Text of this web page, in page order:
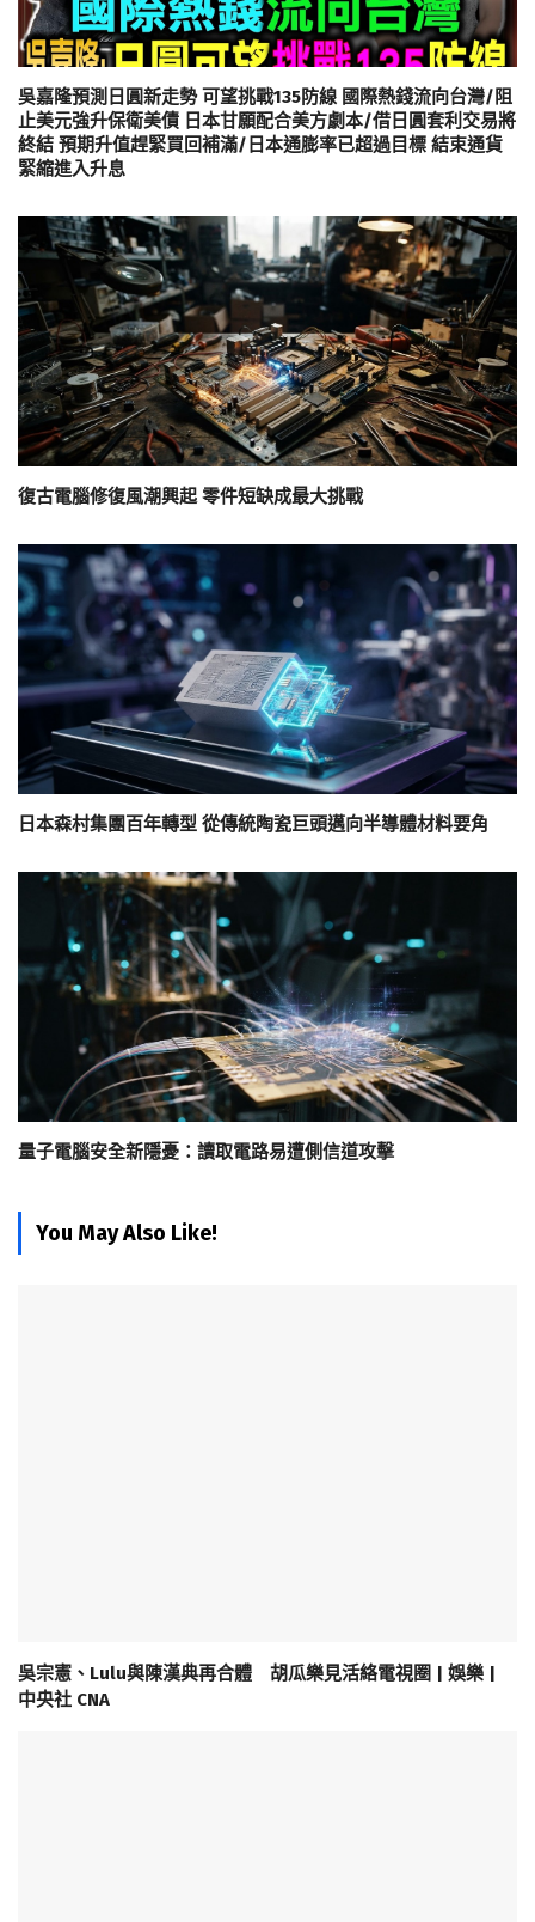
吳嘉隆預測日圓新走勢 可望挑戰135防線 國際熱錢流向台灣/阻
止美元強升保衛美債 日本甘願配合美方劇本/借日圓套利交易將
終結 預期升值趕緊買回補滿/日本通膨率已超過目標 結束通貨
緊縮進入升息
復古電腦修復風潮興起 零件短缺成最大挑戰
日本森村集團百年轉型 從傳統陶瓷巨頭邁向半導體材料要角
量子電腦安全新隱憂：讀取電路易遭側信道攻擊
You May Also Like!
吳宗憲、Lulu與陳漢典再合體 胡瓜樂見活絡電視圈 | 娛樂 |
中央社 CNA